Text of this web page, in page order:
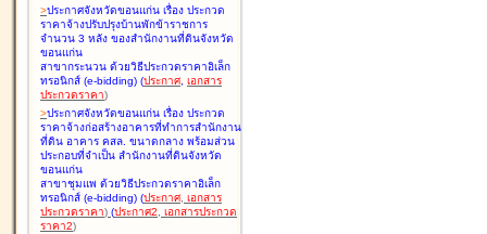
>ประกาศจังหวัดขอนแก่น เรื่อง ประกวด
ราคาจ้างปรับปรุงบ้านพักข้าราชการ
จำนวน 3 หลัง ของสำนักงานที่ดินจังหวัด
ขอนแก่น
สาขากระนวน ด้วยวิธีประกวดราคาอิเล็ก
ทรอนิกส์ (e-bidding) (ประกาศ, เอกสาร
ประกวดราคา)
>ประกาศจังหวัดขอนแก่น เรื่อง ประกวด
ราคาจ้างก่อสร้างอาคารที่ทำการสำนักงาน
ที่ดิน อาคาร คสล. ขนาดกลาง พร้อมส่วน
ประกอบที่จำเป็น สำนักงานที่ดินจังหวัด
ขอนแก่น
สาขาชุมแพ ด้วยวิธีประกวดราคาอิเล็ก
ทรอนิกส์ (e-bidding) (ประกาศ, เอกสาร
ประกวดราคา) (ประกาศ2, เอกสารประกวด
ราคา2)